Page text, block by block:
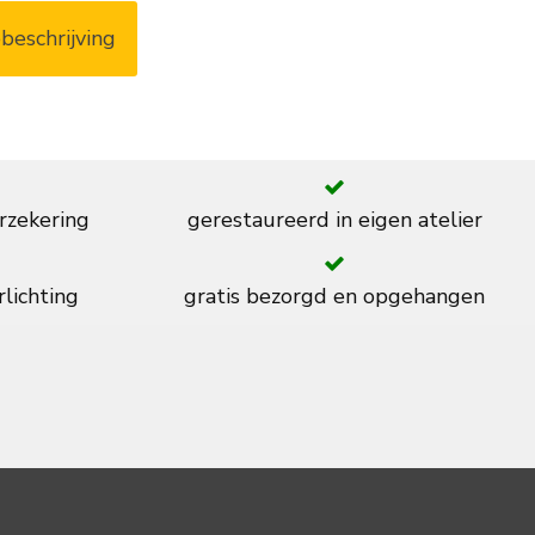
gerestaureerd in eigen atelier
gratis bezorgd en opgehangen